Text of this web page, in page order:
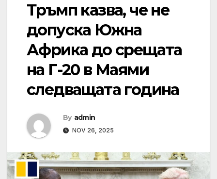
Тръмп казва, че не
допуска Южна
Африка до срещата
на Г-20 в Маями
следващата година
By admin
NOV 26, 2025